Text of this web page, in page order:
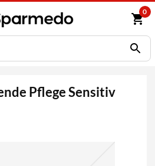
0
Pflege Sensitiv